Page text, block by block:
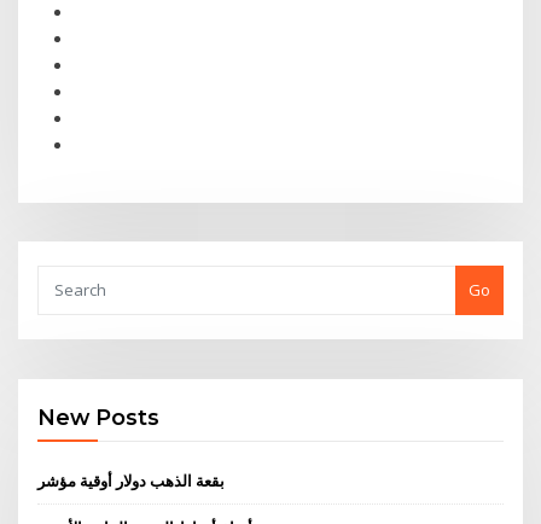
Go
New Posts
بقعة الذهب دولار أوقية مؤشر